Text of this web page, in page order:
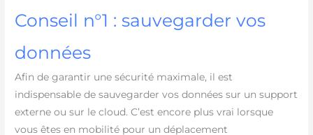
Conseil n°1 : sauvegarder vos
données
Afin de garantir une sécurité maximale, il est
indispensable de sauvegarder vos données sur un support
externe ou sur le cloud. C’est encore plus vrai lorsque
vous êtes en mobilité pour un déplacement